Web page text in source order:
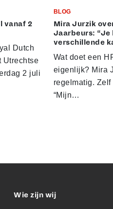
vanaf 2
Dutch
Utrechtse
2 juli
BLOG
Mira Jurzik
Jaarbeurs: “Je
verschillende
Wat doet een
eigenlijk? Mira
regelmatig.
“Mijn…
Wie zijn wij